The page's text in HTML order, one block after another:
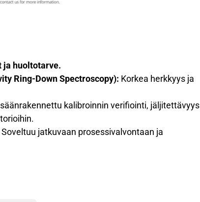
ja huoltotarve.
Ring-Down Spectroscopy): Korkea herkkyys ja
kalibroinnin verifiointi, jäljitettävyys
Soveltuu jatkuvaan prosessivalvontaan ja